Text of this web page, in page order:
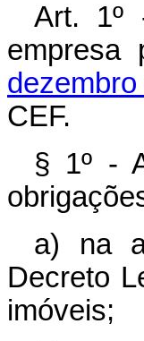
Art. 1º
CEF.
§ 1º -
a) na
Decreto
imóveis;